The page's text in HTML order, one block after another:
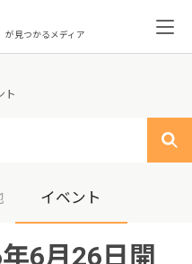
が見つかるメディア
ト
イベント
6月26日開